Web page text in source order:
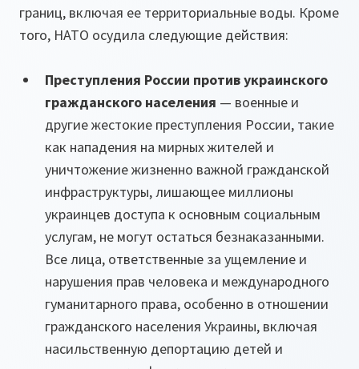
границ, включая ее территориальные воды. Кроме
того, НАТО осудила следующие действия:
Преступления России против украинского
гражданского населения — военные и
другие жестокие преступления России, такие
как нападения на мирных жителей и
уничтожение жизненно важной гражданской
инфраструктуры, лишающее миллионы
украинцев доступа к основным социальным
услугам, не могут остаться безнаказанными.
Все лица, ответственные за ущемление и
нарушения прав человека и международного
гуманитарного права, особенно в отношении
гражданского населения Украины, включая
насильственную депортацию детей и